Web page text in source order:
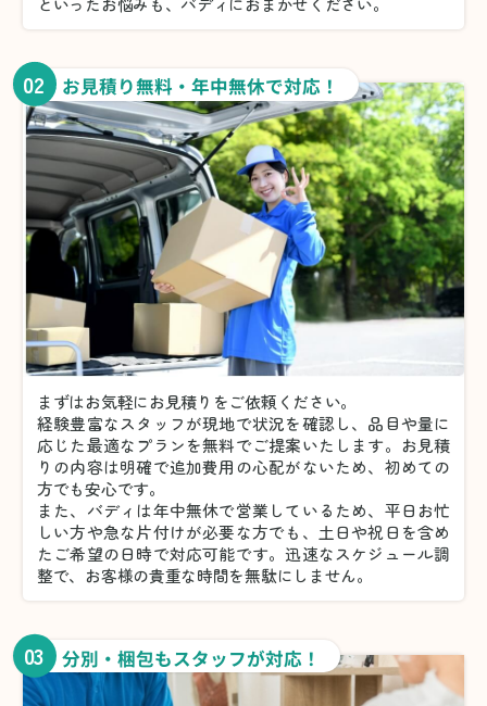
02 お見積り無料・年中無休で対応！
まずはお気軽にお見積りをご依頼ください。
経験豊富なスタッフが現地で状況を確認し、品目や量に
応じた最適なプランを無料でご提案いたします。お見積
りの内容は明確で追加費用の心配がないため、初めての
方でも安心です。
また、バディは年中無休で営業しているため、平日お忙
しい方や急な片付けが必要な方でも、土日や祝日を含め
たご希望の日時で対応可能です。迅速なスケジュール調
整で、お客様の貴重な時間を無駄にしません。
03 分別・梱包もスタッフが対応！